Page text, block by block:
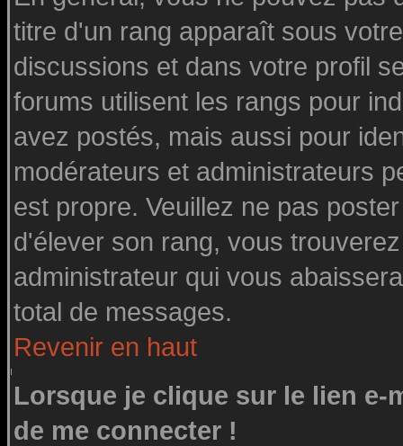
titre d'un rang apparaît sous
discussions et dans votre profil
forums utilisent les rangs pour
avez postés, mais aussi pour
modérateurs et administrateurs
est propre. Veuillez ne pas
d'élever son rang, vous
administrateur qui vous
total de messages.
Revenir en haut
Lorsque je clique sur le lien e-
de me connecter !